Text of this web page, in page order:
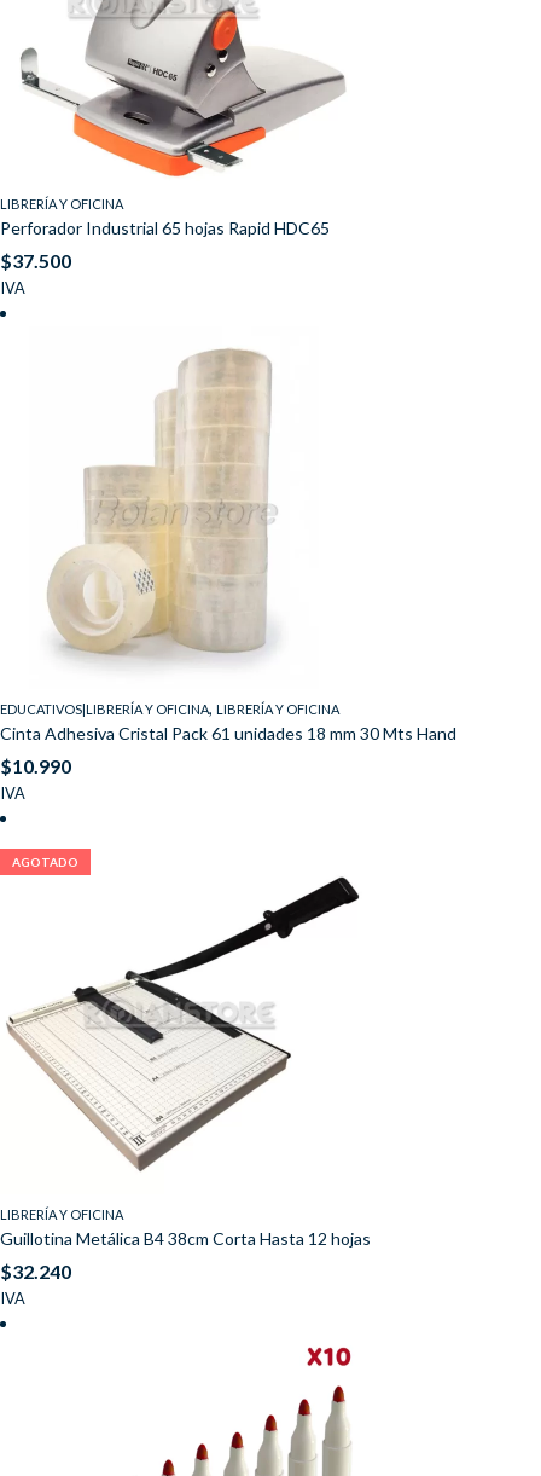
LIBRERÍA Y OFICINA
Perforador Industrial 65 hojas Rapid HDC65
$37.500
IVA
EDUCATIVOS|LIBRERÍA Y OFICINA, LIBRERÍA Y OFICINA
Cinta Adhesiva Cristal Pack 61 unidades 18 mm 30 Mts Hand
$10.990
IVA
AGOTADO
LIBRERÍA Y OFICINA
Guillotina Metálica B4 38cm Corta Hasta 12 hojas
$32.240
IVA